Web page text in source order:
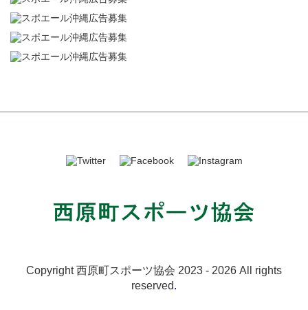
Copyright 西原町スポーツ協会 2023 - 2026 All rights
reserved.